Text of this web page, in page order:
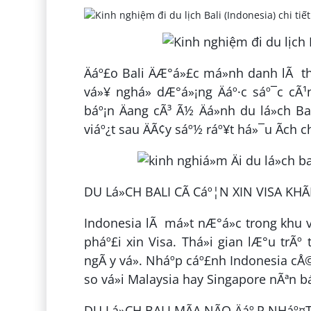
Äáº£o Bali ÄÆ°á»£c má»nh danh lÃ
vá»¥ nghá» dÆ°á»¡ng Äáº·c sáº¯c
báº¡n Äang cÃ³ Ã½ Äá»nh du
viáº¿t sau ÄÃ¢y sáº½ ráº¥t há»¯u Ã­ch
DU Lá»CH BALI CÃ Cáº¦N XIN VISA
Indonesia lÃ má»t nÆ°á»c trong khu
pháº£i xin Visa. Thá»i gian lÆ°u trÃº
ngÃ y vá». Nháº­p cáº£nh Indonesia
so vá»i Malaysia hay Singapore nÃªn